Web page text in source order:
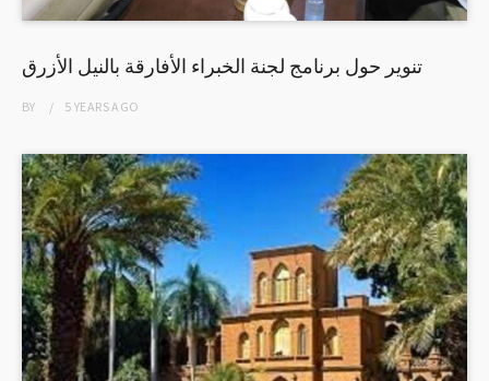
تنوير حول برنامج لجنة الخبراء الأفارقة بالنيل الأزرق
BY 5 YEARSAGO